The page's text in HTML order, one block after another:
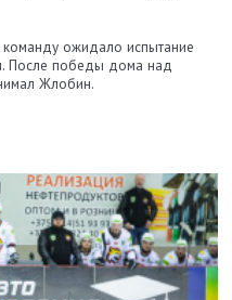
команду ожидало испытание
После победы дома над
Жлобин.